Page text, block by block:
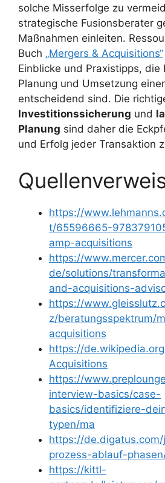
solche Misserfolge zu
strategische Fusionsberater
Maßnahmen einleiten.
Buch „Mergers & Acquisitions“
Einblicke und Praxistipps, die
Planung und Umsetzung
entscheidend sind. Die
Investitionssicherung und
Planung sind daher die
und Erfolg jeder Transaktion
https://
t/65596665-
amp-acquisitions
https://
de/solutions/
and-acquisitions-
https://
z/beratungsspektrum/
acquisitions
https://
Acquisitions
https://
interview-basics/case-
basics/identifiziere-
typen/ma
https://
prozess-ablauf-
https://kittl-